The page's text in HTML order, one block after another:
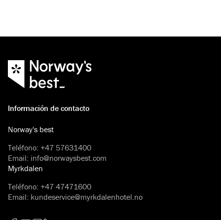
Información de contacto
Norway's best
Teléfono: +47 57631400
Email: info@norwaysbest.com
Myrkdalen
Teléfono: +47 47471600
Email: kundeservice@myrkdalenhotel.no